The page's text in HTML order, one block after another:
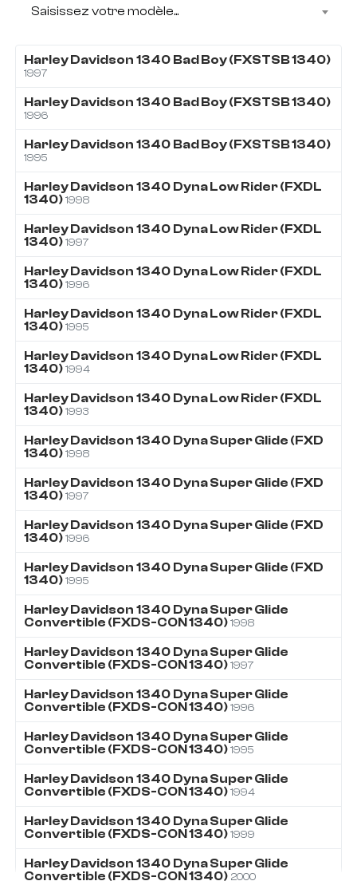
Saisissez votre modèle...
Harley Davidson 1340 Bad Boy (FXSTSB 1340)
1997
Harley Davidson 1340 Bad Boy (FXSTSB 1340)
1996
Harley Davidson 1340 Bad Boy (FXSTSB 1340)
1995
Harley Davidson 1340 Dyna Low Rider (FXDL
1340) 1998
Harley Davidson 1340 Dyna Low Rider (FXDL
1340) 1997
Harley Davidson 1340 Dyna Low Rider (FXDL
1340) 1996
Harley Davidson 1340 Dyna Low Rider (FXDL
1340) 1995
Harley Davidson 1340 Dyna Low Rider (FXDL
1340) 1994
Harley Davidson 1340 Dyna Low Rider (FXDL
1340) 1993
Harley Davidson 1340 Dyna Super Glide (FXD
1340) 1998
Harley Davidson 1340 Dyna Super Glide (FXD
1340) 1997
Harley Davidson 1340 Dyna Super Glide (FXD
1340) 1996
Harley Davidson 1340 Dyna Super Glide (FXD
1340) 1995
Harley Davidson 1340 Dyna Super Glide
Convertible (FXDS-CON 1340) 1998
Harley Davidson 1340 Dyna Super Glide
Convertible (FXDS-CON 1340) 1997
Harley Davidson 1340 Dyna Super Glide
Convertible (FXDS-CON 1340) 1996
Harley Davidson 1340 Dyna Super Glide
Convertible (FXDS-CON 1340) 1995
Harley Davidson 1340 Dyna Super Glide
Convertible (FXDS-CON 1340) 1994
Harley Davidson 1340 Dyna Super Glide
Convertible (FXDS-CON 1340) 1999
Harley Davidson 1340 Dyna Super Glide
Convertible (FXDS-CON 1340) 2000